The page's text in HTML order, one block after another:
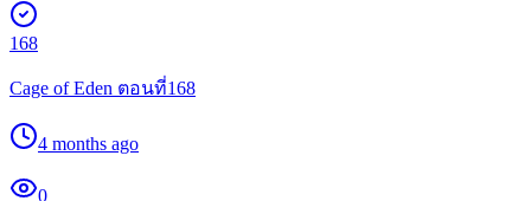
168
Cage of Eden ตอนที่168
4 months ago
0